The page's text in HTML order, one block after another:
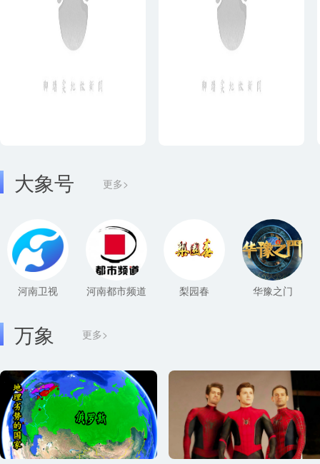
大象号 更多>
河南卫视 河南都市频道 梨园春 华豫之门
更多>
万象